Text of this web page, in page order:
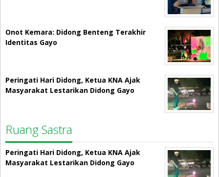
Onot Kemara: Didong Benteng Terakhir
Identitas Gayo
Peringati Hari Didong, Ketua KNA Ajak
Masyarakat Lestarikan Didong Gayo
Ruang Sastra
Peringati Hari Didong, Ketua KNA Ajak
Masyarakat Lestarikan Didong Gayo